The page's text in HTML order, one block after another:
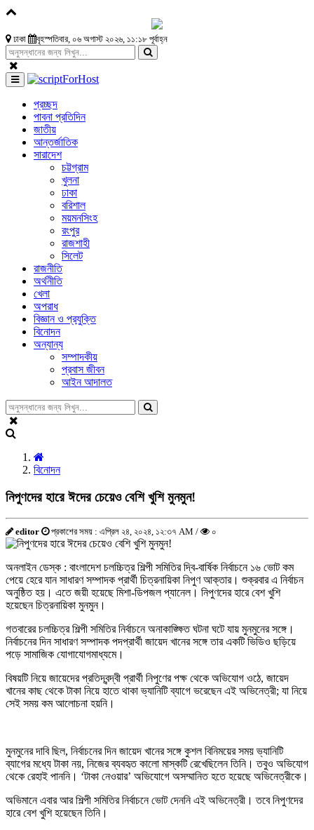
ঢাকা বৃহস্পতিবার, ০৬ অগাস্ট ২০২৬, ১১:১৮ পূর্বাহ্ন
প্রচ্ছদ
পাবনা প্রতিদিন
জাতীয়
আন্তর্জাতিক
সারাদেশ
চট্টগ্রাম
খুলনা
ঢাকা
বরিশাল
ময়মনসিংহ
রংপুর
রাজশাহী
সিলেট
রাজনীতি
অর্থনীতি
খেলা
অপরাধ
বিজ্ঞান ও প্রযুক্তি
বিনোদন
অন্যান্য
সম্পাদকীয়
প্রবাস জীবন
আইন আদালত
বিনোদন
নিপুণদের হারে ঈদের চেয়েও বেশি খুশি মুনমুন!
editor প্রকাশের সময় : এপ্রিল ২৪, ২০২৪, ১২:৩৭ AM / ০
অনলাইন ডেস্ক : বাংলাদেশ চলচ্চিত্র শিল্পী সমিতির দ্বি-বার্ষিক নির্বাচনে ১৬ ভোট কম
পেয়ে হেরে যান সাধারণ সম্পাদক প্রার্থী চিত্রনায়িকা নিপুণ আক্তার। শুক্রবার এ নির্বাচন
অনুষ্ঠিত হয়। এতে জয়ী হয়েছে মিশা-ডিপজল প্যানেল। নিপুণদের হারে বেশ খুশি
হয়েছেন চিত্রনায়িকা মুনমুন।
গতবারের চলচ্চিত্র শিল্পী সমিতির নির্বাচনে অনাকাঙ্ক্ষিত ঘটনা ঘটে যায় মুনমুনের সঙ্গে।
নির্বাচনের দিন সাধারণ সম্পাদক পদপ্রার্থী জায়েদ খানের সঙ্গে তার একটি ভিডিও ছড়িয়ে
পড়ে সামাজিক যোগাযোগমাধ্যমে।
বিষয়টি নিয়ে জায়েদের প্রতিদ্বন্দ্বী প্রার্থী নিপুণের পক্ষ থেকে অভিযোগ ওঠে, জায়েদ
খানের কাছ থেকে টাকা নিয়ে হাতে থাকা ভ্যানিটি ব্যাগে ভরেছেন এই অভিনেত্রী; যা নিয়ে
সেই সময় কম আলোচনা হয়নি।
মুনমুনের দাবি ছিল, নির্বাচনের দিন জায়েদ খানের সঙ্গে কুশল বিনিময়ের সময় ভ্যানিটি
ব্যাগের মধ্যে টাকা নয়, নিজের ব্যবহৃত কালো মাস্কটি রেখেছিলেন তিনি। তবুও অভিযোগ
থেকে রেহাই পাননি। ‘টাকা নেওয়ার’ অভিযোগে অসম্মানিত হতে হয়েছে অভিনেত্রীকে।
অভিমানে এবার আর শিল্পী সমিতির নির্বাচনে ভোট দেননি এই অভিনেত্রী। তবে নিপুণদের
হারে বেশ খুশি হয়েছেন তিনি।